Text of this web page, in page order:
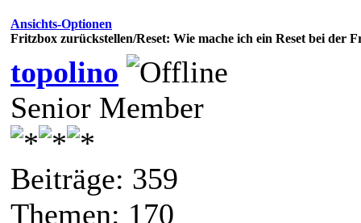
Ansichts-Optionen
Fritzbox zurückstellen/Reset: Wie mache ich ein Reset bei der
topolino
Senior Member
Beiträge: 359
Themen: 170